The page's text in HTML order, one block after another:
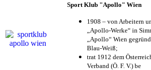
Sport Klub "Apollo" Wien
1908 – von Arbeitern
„Apollo-Werke“ in
„Apollo“ Wien
Blau-Weiß;
trat 1912 dem
Verband (Ö. F. V.) be